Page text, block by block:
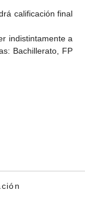
calificación final
indistintamente a
Bachillerato, FP